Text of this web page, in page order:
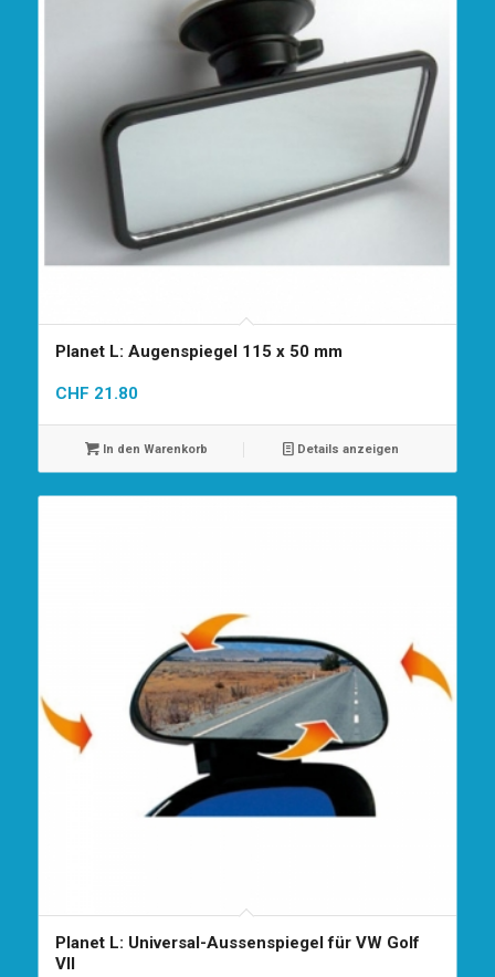
Planet L: Augenspiegel 115 x 50 mm
CHF 21.80
In den Warenkorb Details anzeigen
Planet L: Universal-Aussenspiegel für VW Golf
VII